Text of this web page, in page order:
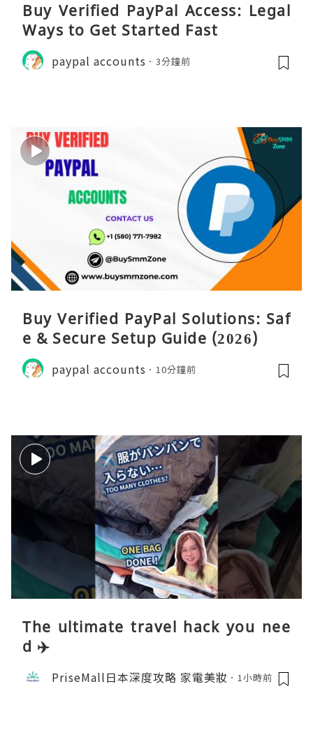
Buy Verified PayPal Access: Legal
Ways to Get Started Fast
paypal accounts 3分鐘前
Buy Verified PayPal Solutions: Saf
e & Secure Setup Guide (2026)
paypal accounts 10分鐘前
The ultimate travel hack you nee
d ✈️
PriseMall日本深度攻略 家電美妝 1小時前